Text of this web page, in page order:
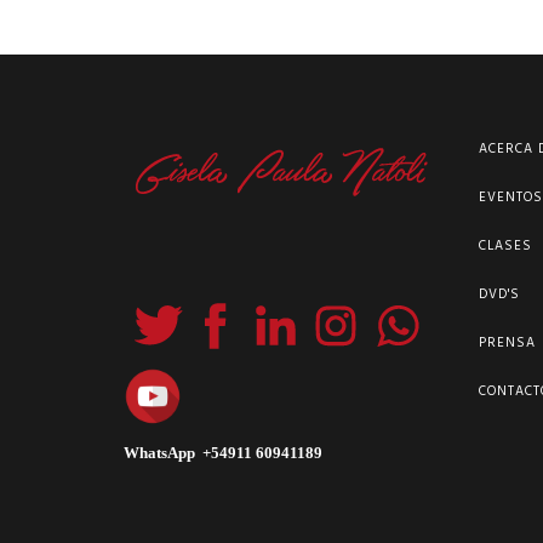
WhatsApp +54911 60941189
ACERCA
EVENTOS
CLASES
DVD'S
PRENSA